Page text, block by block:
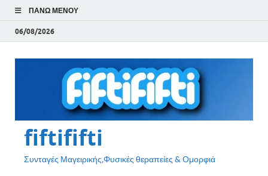
ΠΆΝΩ ΜΕΝΟΎ
06/08/2026
fiftififti
Συνταγές Μαγειρικής,Φυσικές θεραπείες & Ομορφιά